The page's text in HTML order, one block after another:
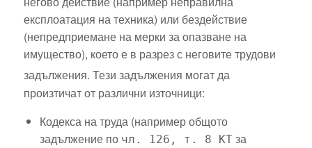
експлоатация на техника) или бездействие
(непредприемане на мерки за опазване на
имущество), което е в разрез с неговите трудови
задължения. Тези задължения могат да
произтичат от различни източници:
Кодекса на труда (например общото
задължение по чл. 126, т. 8 КТза